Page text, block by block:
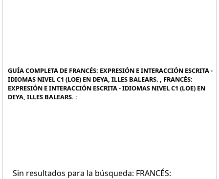
GUÍA COMPLETA DE FRANCÉS: EXPRESIÓN E INTERACCIÓN ESCRITA -
IDIOMAS NIVEL C1 (LOE) EN DEYA, ILLES BALEARS. , FRANCÉS:
EXPRESIÓN E INTERACCIÓN ESCRITA - IDIOMAS NIVEL C1 (LOE) EN
DEYA, ILLES BALEARS. :
Sin resultados para la búsqueda: FRANCÉS: